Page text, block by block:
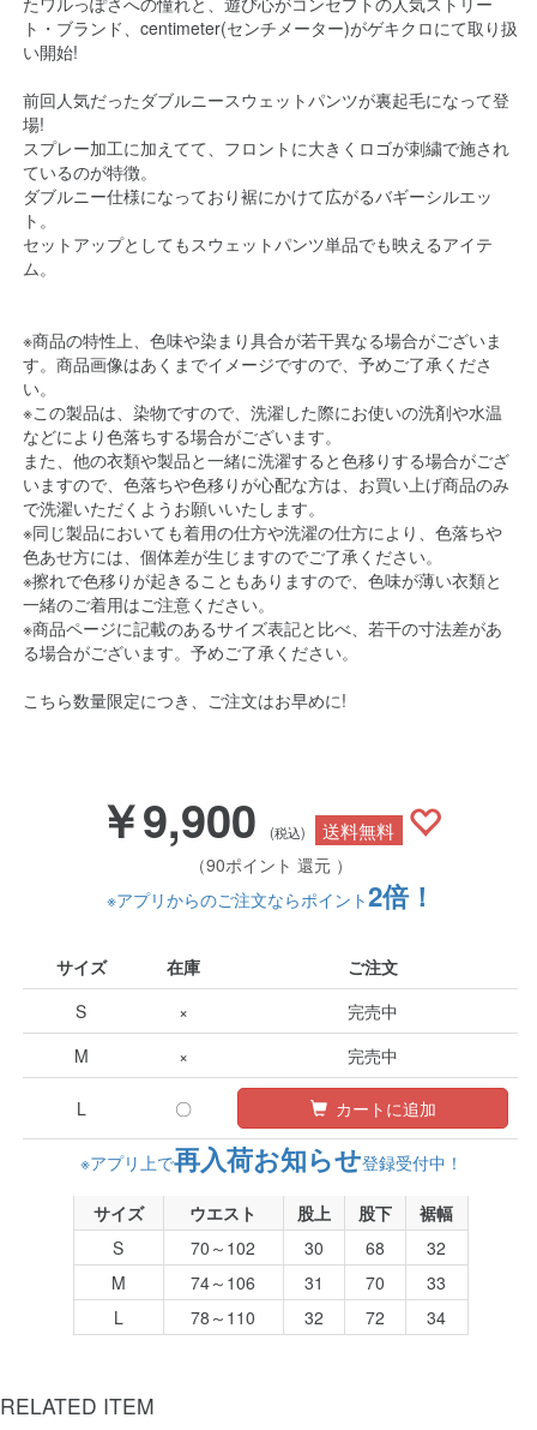
ト・ブランド、centimeter(センチメーター)がゲキクロにて取り扱
い開始!
前回人気だったダブルニースウェットパンツが裏起毛になって登
場!
スプレー加工に加えてて、フロントに大きくロゴが刺繍で施され
ているのが特徴。
ダブルニー仕様になっており裾にかけて広がるバギーシルエッ
ト。
セットアップとしてもスウェットパンツ単品でも映えるアイテ
ム。
※商品の特性上、色味や染まり具合が若干異なる場合がございま
す。商品画像はあくまでイメージですので、予めご了承くださ
い。
※この製品は、染物ですので、洗濯した際にお使いの洗剤や水温
などにより色落ちする場合がございます。
また、他の衣類や製品と一緒に洗濯すると色移りする場合がござ
いますので、色落ちや色移りが心配な方は、お買い上げ商品のみ
で洗濯いただくようお願いいたします。
※同じ製品においても着用の仕方や洗濯の仕方により、色落ちや
色あせ方には、個体差が生じますのでご了承ください。
※擦れで色移りが起きることもありますので、色味が薄い衣類と
一緒のご着用はご注意ください。
※商品ページに記載のあるサイズ表記と比べ、若干の寸法差があ
る場合がございます。予めご了承ください。
こちら数量限定につき、ご注文はお早めに!
￥9,900(税込) 送料無料
（90ポイント 還元 ）
※アプリからのご注文ならポイント2倍！
サイズ 在庫
ご注文
S
×
完売中
M
× 完売中
L 〇 カートに追加
※アプリ上で再入荷お知らせ登録受付中！
サイズ ウエスト 股上 股下
裾幅
S
70～102 30 68
32
M
74～106 31 70
33
L
78～110 32 72 34
RELATED ITEM